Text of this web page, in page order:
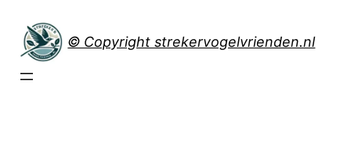
naar
inhoud
© Copyright strekervogelvrienden.nl